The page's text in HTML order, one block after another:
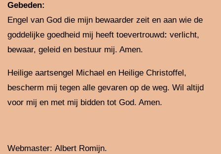
Gebeden:
Engel van God die mijn bewaarder zeit en aan wie de
goddelijke goedheid mij heeft toevertrouwd: verlicht,
bewaar, geleid en bestuur mij. Amen.
Heilige aartsengel Michael en Heilige Christoffel,
bescherm mij tegen alle gevaren op de weg. Wil altijd
voor mij en met mij bidden tot God. Amen.
Webmaster: Albert Romijn.